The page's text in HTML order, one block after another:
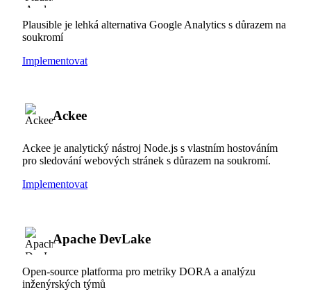
Plausible je lehká alternativa Google Analytics s důrazem na
soukromí
Implementovat
Ackee
Ackee je analytický nástroj Node.js s vlastním hostováním
pro sledování webových stránek s důrazem na soukromí.
Implementovat
Apache DevLake
Open-source platforma pro metriky DORA a analýzu
inženýrských týmů